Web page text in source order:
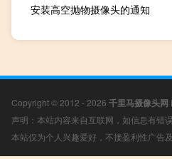
安装高空抛物摄像头的通知
Copyright © 2012 - 2026 千里马摄像头网
声明：本站内容来自互联网，如信息有错
本站仅为个人兴趣爱好，不接盈利性广告